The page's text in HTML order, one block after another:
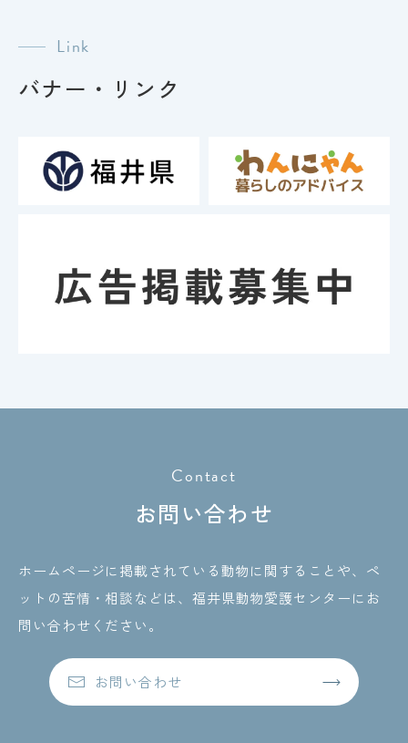
Link
バナー・リンク
Contact
お問い合わせ
ホームページに掲載されている動物に関することや、ペ
ットの苦情・相談などは、 福井県動物愛護センターにお
問い合わせください。
お問い合わせ